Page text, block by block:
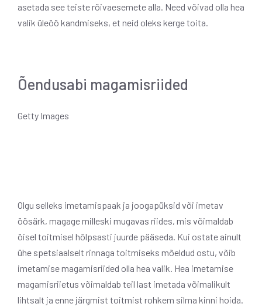
asetada see teiste rõivaesemete alla. Need võivad olla hea
valik üleöö kandmiseks, et neid oleks kerge toita.
Õendusabi magamisriided
Getty Images
Olgu selleks imetamispaak ja joogapüksid või imetav
öösärk, magage milleski mugavas riides, mis võimaldab
öisel toitmisel hõlpsasti juurde pääseda. Kui ostate ainult
ühe spetsiaalselt rinnaga toitmiseks mõeldud ostu, võib
imetamise magamisriided olla hea valik. Hea imetamise
magamisriietus võimaldab teil last imetada võimalikult
lihtsalt ja enne järgmist toitmist rohkem silma kinni hoida.